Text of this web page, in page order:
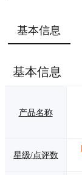
基本信息
基本信息
产品名称
星级/点评数